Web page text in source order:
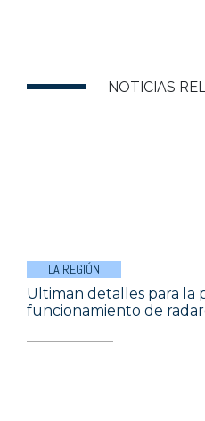
NOTICIAS
LA REGIÓN
Ultiman detalles para la
funcionamiento de